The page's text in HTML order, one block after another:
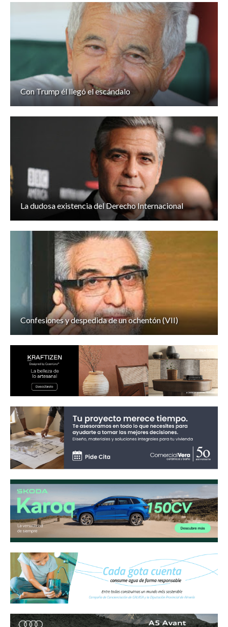
Con Trump él llegó el escándalo
La dudosa existencia del Derecho Internacional
Confesiones y despedida de un ochentón (VII)